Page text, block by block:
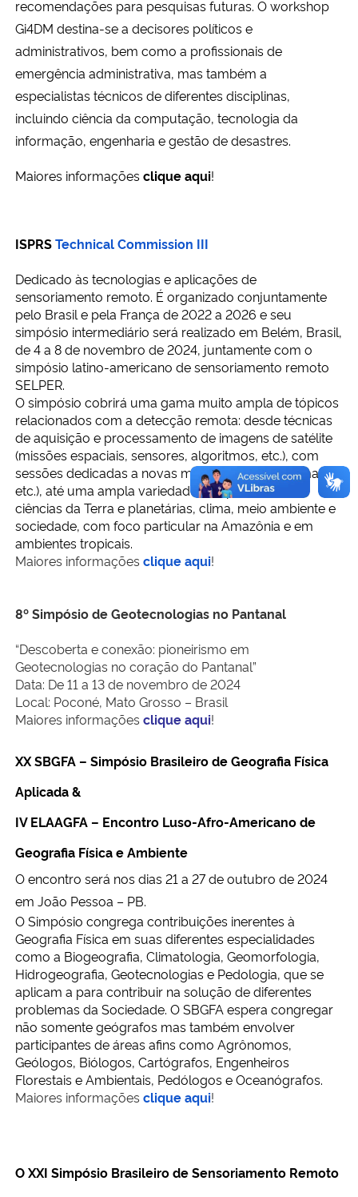
recomendações para pesquisas futuras. O workshop
Gi4DM destina-se a decisores políticos e
administrativos, bem como a profissionais de
emergência administrativa, mas também a
especialistas técnicos de diferentes disciplinas,
incluindo ciência da computação, tecnologia da
informação, engenharia e gestão de desastres.
Maiores informaçõesclique aqui!
ISPRSTechnical Commission III
Dedicado às tecnologias e aplicações de
sensoriamento remoto. É organizado conjuntamente
pelo Brasil e pela França de 2022 a 2026 e seu
simpósio intermediário será realizado em Belém, Brasil,
de 4 a 8 de novembro de 2024, juntamente com o
simpósio latino-americano de sensoriamento remoto
SELPER.
O simpósio cobrirá uma gama muito ampla de tópicos
relacionados com a detecção remota: desde técnicas
de aquisição e processamento de imagens de satélite
(missões espaciais, sensores, algoritmos, etc.), com
sessões dedicadas a novas missões (SWOT, Biomassa,
etc.), até uma ampla variedade de aplicações em
ciências da Terra e planetárias, clima, meio ambiente e
sociedade, com foco particular na Amazônia e em
ambientes tropicais.
Maiores informações cliqueaqui!
8º Simpósio de Geotecnologias no Pantanal
“Descoberta e conexão: pioneirismo em
Geotecnologias no coração do Pantanal”
Data: De 11 a 13 de novembro de 2024
Local: Poconé, Mato Grosso – Brasil
Maiores informações clique aqui!
XX SBGFA – Simpósio Brasileiro de Geografia Física
Aplicada &
IV ELAAGFA – Encontro Luso-Afro-Americano de
Geografia Física e Ambiente
O encontro será nos dias 21 a 27 de outubro de 2024
em João Pessoa – PB.
O Simpósio congrega contribuições inerentes à
Geografia Física em suas diferentes especialidades
como a Biogeografia, Climatologia, Geomorfologia,
Hidrogeografia, Geotecnologias e Pedologia, que se
aplicam a para contribuir na solução de diferentes
problemas da Sociedade. O SBGFA espera congregar
não somente geógrafos mas também envolver
participantes de áreas afins como Agrônomos,
Geólogos, Biólogos, Cartógrafos, Engenheiros
Florestais e Ambientais, Pedólogos e Oceanógrafos.
Maiores informações clique aqui!
O XXI Simpósio Brasileiro de Sensoriamento Remoto